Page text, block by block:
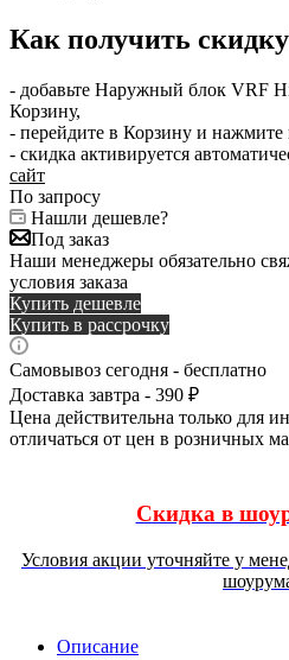
Как получить
- добавьте Наружный блок VRF
Корзину,
- перейдите в Корзину и
- скидка активируется
сайт
По запросу
Нашли дешевле?
Под заказ
Наши менеджеры обязательно
условия заказа
Купить дешевле
Купить в рассрочку
Самовывоз сегодня - бесплатно
Доставка завтра - 390 ₽
Цена действительна только для
отличаться от цен в розничных
Скидка в
Условия акции уточняйте у
Описание